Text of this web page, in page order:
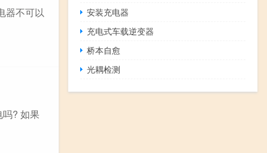
器不可以
吗? 如果
安装充电器
充电式车载逆变器
桥本自愈
光耦检测